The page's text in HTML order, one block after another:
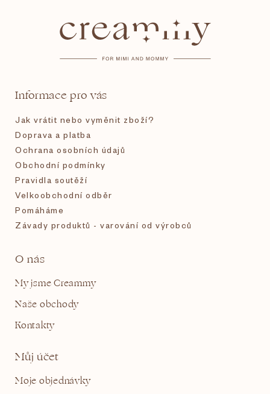
Informace pro vás
Jak vrátit nebo vyměnit zboží?
Doprava a platba
Ochrana osobních údajů
Obchodní podmínky
Pravidla soutěží
Velkoobchodní odběr
Pomáháme
Závady produktů - varování od výrobců
O nás
My jsme Creammy
Naše obchody
Kontakty
Můj účet
Moje objednávky